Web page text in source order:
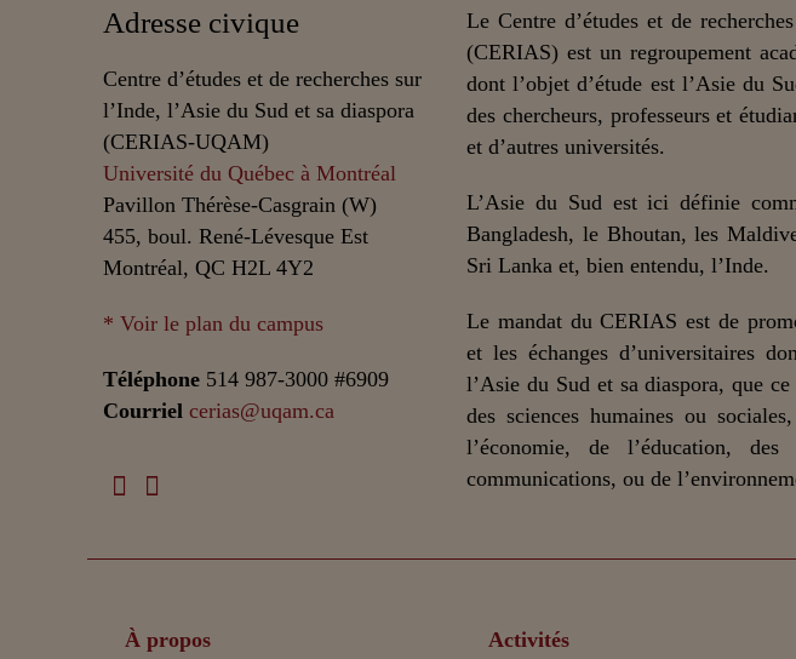
Adresse civique
Centre d’études et de recherches sur
l’Inde, l’Asie du Sud et sa diaspora
(CERIAS-UQAM)
Université du Québec à Montréal
Pavillon Thérèse-Casgrain (W)
455, boul. René-Lévesque Est
Montréal, QC H2L 4Y2
* Voir le plan du campus
Téléphone 514 987-3000 #6909
Courriel cerias@uqam.ca
Le Centre d’études et de
(CERIAS) est un regroupement
dont l’objet d’étude est l’Asie du
des chercheurs, professeurs et
et d’autres universités.
L’Asie du Sud est ici définie
Bangladesh, le Bhoutan, les
Sri Lanka et, bien entendu, l’Inde.
Le mandat du CERIAS est de
et les échanges d’universitaires
l’Asie du Sud et sa diaspora, que
des sciences humaines ou
l’économie, de l’éducation,
communications, ou de
À propos Activités